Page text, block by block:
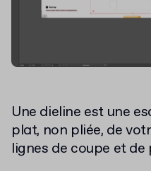
Une dieline est une
plat, non pliée, de
lignes de coupe et de